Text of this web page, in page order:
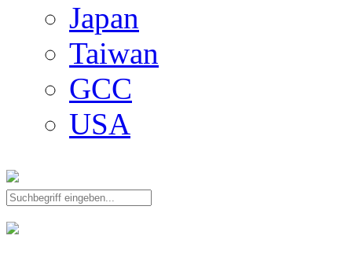
Japan
Taiwan
GCC
USA